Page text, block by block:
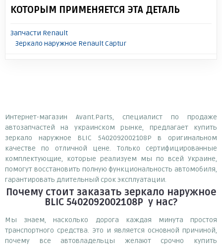
КОТОРЫМ ПРИМЕНЯЕТСЯ ЭТА ДЕТАЛЬ
Запчасти Renault
Зеркало наружное Renault Captur
Интернет-магазин Avant.Parts, специалист по продаже
автозапчастей на украинском рынке, предлагает купить
зеркало наружное BLIC 5402092002108P в оригинальном
качестве по отличной цене. Только сертифицированные
комплектующие, которые реализуем мы по всей Украине,
помогут восстановить полную функциональность автомобиля,
гарантировать длительный срок эксплуатации.
Почему стоит заказать зеркало наружное
BLIC 5402092002108P у нас?
Мы знаем, насколько дорога каждая минута простоя
транспортного средства. Это и является основной причиной,
почему все автовладельцы желают срочно купить